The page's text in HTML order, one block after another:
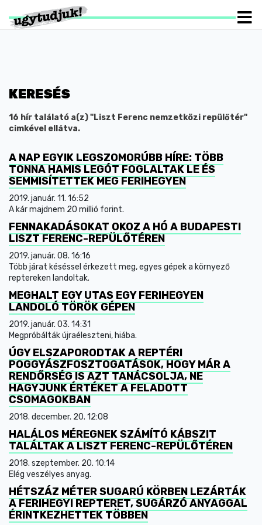
KERESÉS
16 hír találató a(z) "Liszt Ferenc nemzetközi repülőtér"
cimkével ellátva.
A NAP EGYIK LEGSZOMORÚBB HÍRE: TÖBB
TONNA HAMIS LEGÓT FOGLALTAK LE ÉS
SEMMISÍTETTEK MEG FERIHEGYEN
2019. január. 11. 16:52
A kár majdnem 20 millió forint.
FENNAKADÁSOKAT OKOZ A HÓ A BUDAPESTI
LISZT FERENC-REPÜLŐTÉREN
2019. január. 08. 16:16
Több járat késéssel érkezett meg, egyes gépek a környező
reptereken landoltak.
MEGHALT EGY UTAS EGY FERIHEGYEN
LANDOLÓ TÖRÖK GÉPEN
2019. január. 03. 14:31
Megpróbálták újraéleszteni, hiába.
ÚGY ELSZAPORODTAK A REPTÉRI
POGGYÁSZFOSZTOGATÁSOK, HOGY MÁR A
RENDŐRSÉG IS AZT TANÁCSOLJA, NE
HAGYJUNK ÉRTÉKET A FELADOTT
CSOMAGOKBAN
2018. december. 20. 12:08
HALÁLOS MÉREGNEK SZÁMÍTÓ KÁBSZIT
TALÁLTAK A LISZT FERENC-REPÜLŐTÉREN
2018. szeptember. 20. 10:14
Elég veszélyes anyag.
HÉTSZÁZ MÉTER SUGARÚ KÖRBEN LEZÁRTÁK
A FERIHEGYI REPTERET, SUGÁRZÓ ANYAGGAL
ÉRINTKEZHETTEK TÖBBEN